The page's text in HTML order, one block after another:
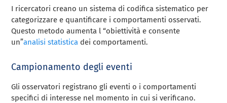
I ricercatori creano un sistema di codifica sistematico per
categorizzare e quantificare i comportamenti osservati.
Questo metodo aumenta l “obiettività e consente
un”analisi statistica dei comportamenti.
Campionamento degli eventi
Gli osservatori registrano gli eventi o i comportamenti
specifici di interesse nel momento in cui si verificano.